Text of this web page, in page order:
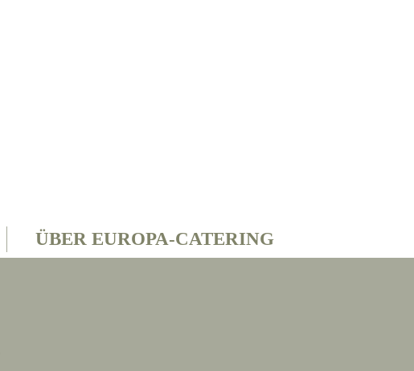
ÜBER EUROPA-CATERING